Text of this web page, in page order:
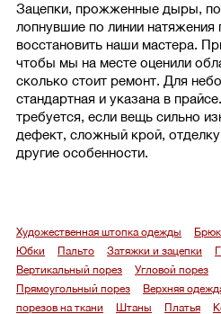
Зацепки, прожженные дыры,
лопнувшие по линии натяжения
восстановить наши мастера.
чтобы мы на месте оценили
сколько стоит ремонт. Для
стандартная и указана в
требуется, если вещь сильно
дефект, сложный крой,
другие особенности.
Художественная штопка одежды
Юбки
Пальто Затяжки и зацепки
Вертикальный порез
Угловой порез
Прямоугольный порез
Верхняя
порезов на ткани
Штаны Платья